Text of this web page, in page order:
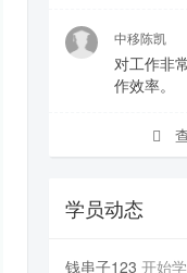
中移陈凯
对工作非
作效率。
学员动态
钱串子123 开始